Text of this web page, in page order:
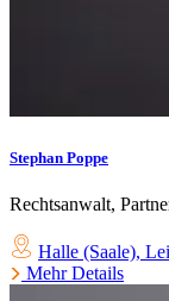
Stephan Poppe
Rechtsanwalt,
Halle (Saale),
Mehr Details